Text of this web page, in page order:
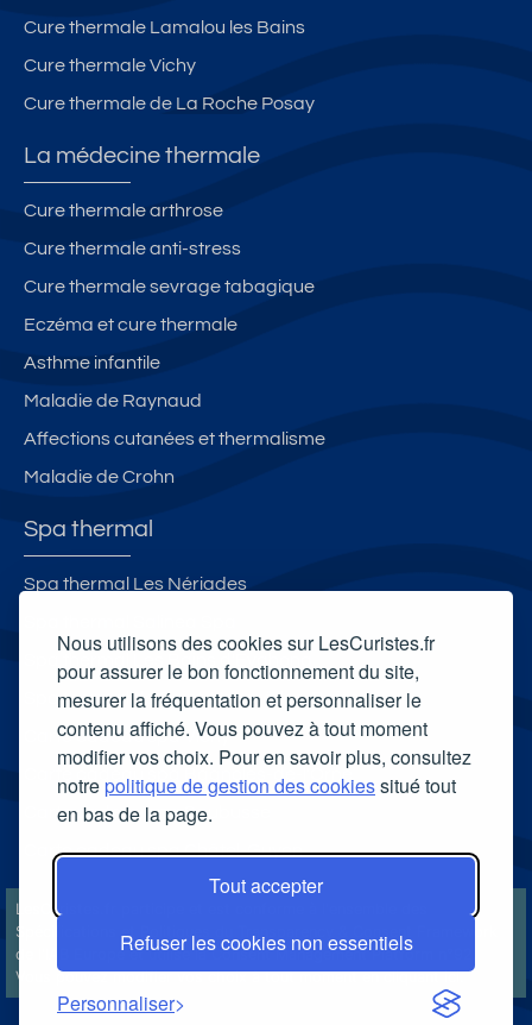
Nous utilisons des cookies sur LesCuristes.fr
pour assurer le bon fonctionnement du site,
mesurer la fréquentation et personnaliser le
contenu affiché. Vous pouvez à tout moment
modifier vos choix. Pour en savoir plus, consultez
notrepolitique de gestion des cookiessitué tout
en bas de la page.
Tout accepter
Refuser les cookies non essentiels
Personnaliser
Cure thermale Lamalou les Bains
Cure thermale Vichy
Cure thermale de La Roche Posay
La médecine thermale
Cure thermale arthrose
Cure thermale anti-stress
Cure thermale sevrage tabagique
Eczéma et cure thermale
Asthme infantile
Maladie de Raynaud
Affections cutanées et thermalisme
Maladie de Crohn
Spa thermal
Spa thermal Les Nériades
Spa thermal de Saint-Honoré-les-Bains
Carte cadeau spa Vichy
Carte cadeau spa Bagnoles-de-l'Orne
Carte cadeau spa Saubusse
Carte cadeau spa Châtel-Guyon
LesCuristes.fr participe et est conforme à l'ensemble des
Spécifications et Politiques du Transparency & Consent Framework
de l'IAB Europe et utilise la Consent Management Platform n°92.
Vous pouvez modifier vos choix à tout moment encliquant ici.